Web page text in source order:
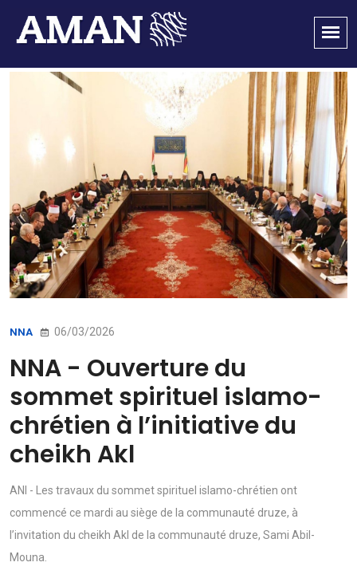
NNA 06/03/2026
NNA - Ouverture du
sommet spirituel islamo-
chrétien à l’initiative du
cheikh Akl
ANI - Les travaux du sommet spirituel islamo-chrétien ont
commencé ce mardi au siège de la communauté druze, à
l’invitation du cheikh Akl de la communauté druze, Sami Abil-
Mouna.